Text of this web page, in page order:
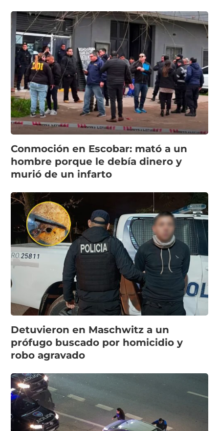
Conmoción en Escobar: mató a un
hombre porque le debía dinero y
murió de un infarto
Detuvieron en Maschwitz a un
prófugo buscado por homicidio y
robo agravado